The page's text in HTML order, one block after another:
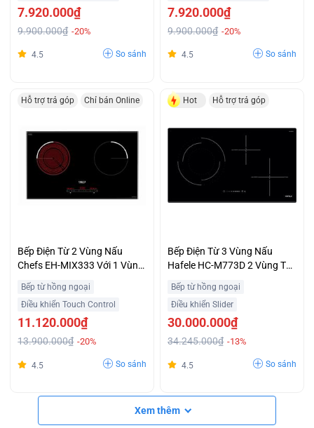
7.920.000₫
9.900.000₫ -20%
4.5 So sánh
7.920.000₫
9.900.000₫ -20%
4.5 So sánh
Hỗ trợ trả góp Chỉ bán Online
Bếp Điện Từ 2 Vùng Nấu
Chefs EH-MIX333 Với 1 Vùng
Góp Không Lãi Suất
Bếp từ hồng ngoại
Điều khiển Touch Control
11.120.000₫
13.900.000₫ -20%
4.5 So sánh
Hot Hỗ trợ trả góp
Bếp Điện Từ 3 Vùng Nấu
Hafele HC-M773D 2 Vùng Từ
Bếp từ hồng ngoại
Điều khiển Slider
30.000.000₫
34.245.000₫ -13%
4.5 So sánh
Xem thêm